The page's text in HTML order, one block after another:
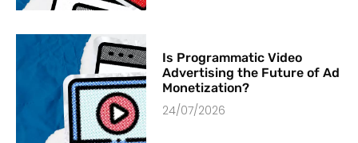
Is Programmatic Video
Advertising the Future of Ad
Monetization?
24/07/2026